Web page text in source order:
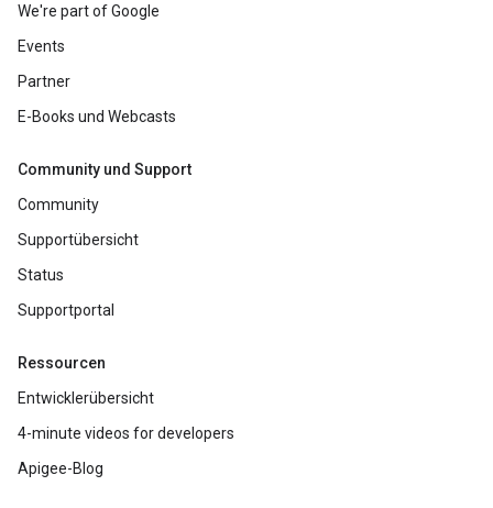
We're part of Google
Events
Partner
E-Books und Webcasts
Community und Support
Community
Supportübersicht
Status
Supportportal
Ressourcen
Entwicklerübersicht
4-minute videos for developers
Apigee-Blog